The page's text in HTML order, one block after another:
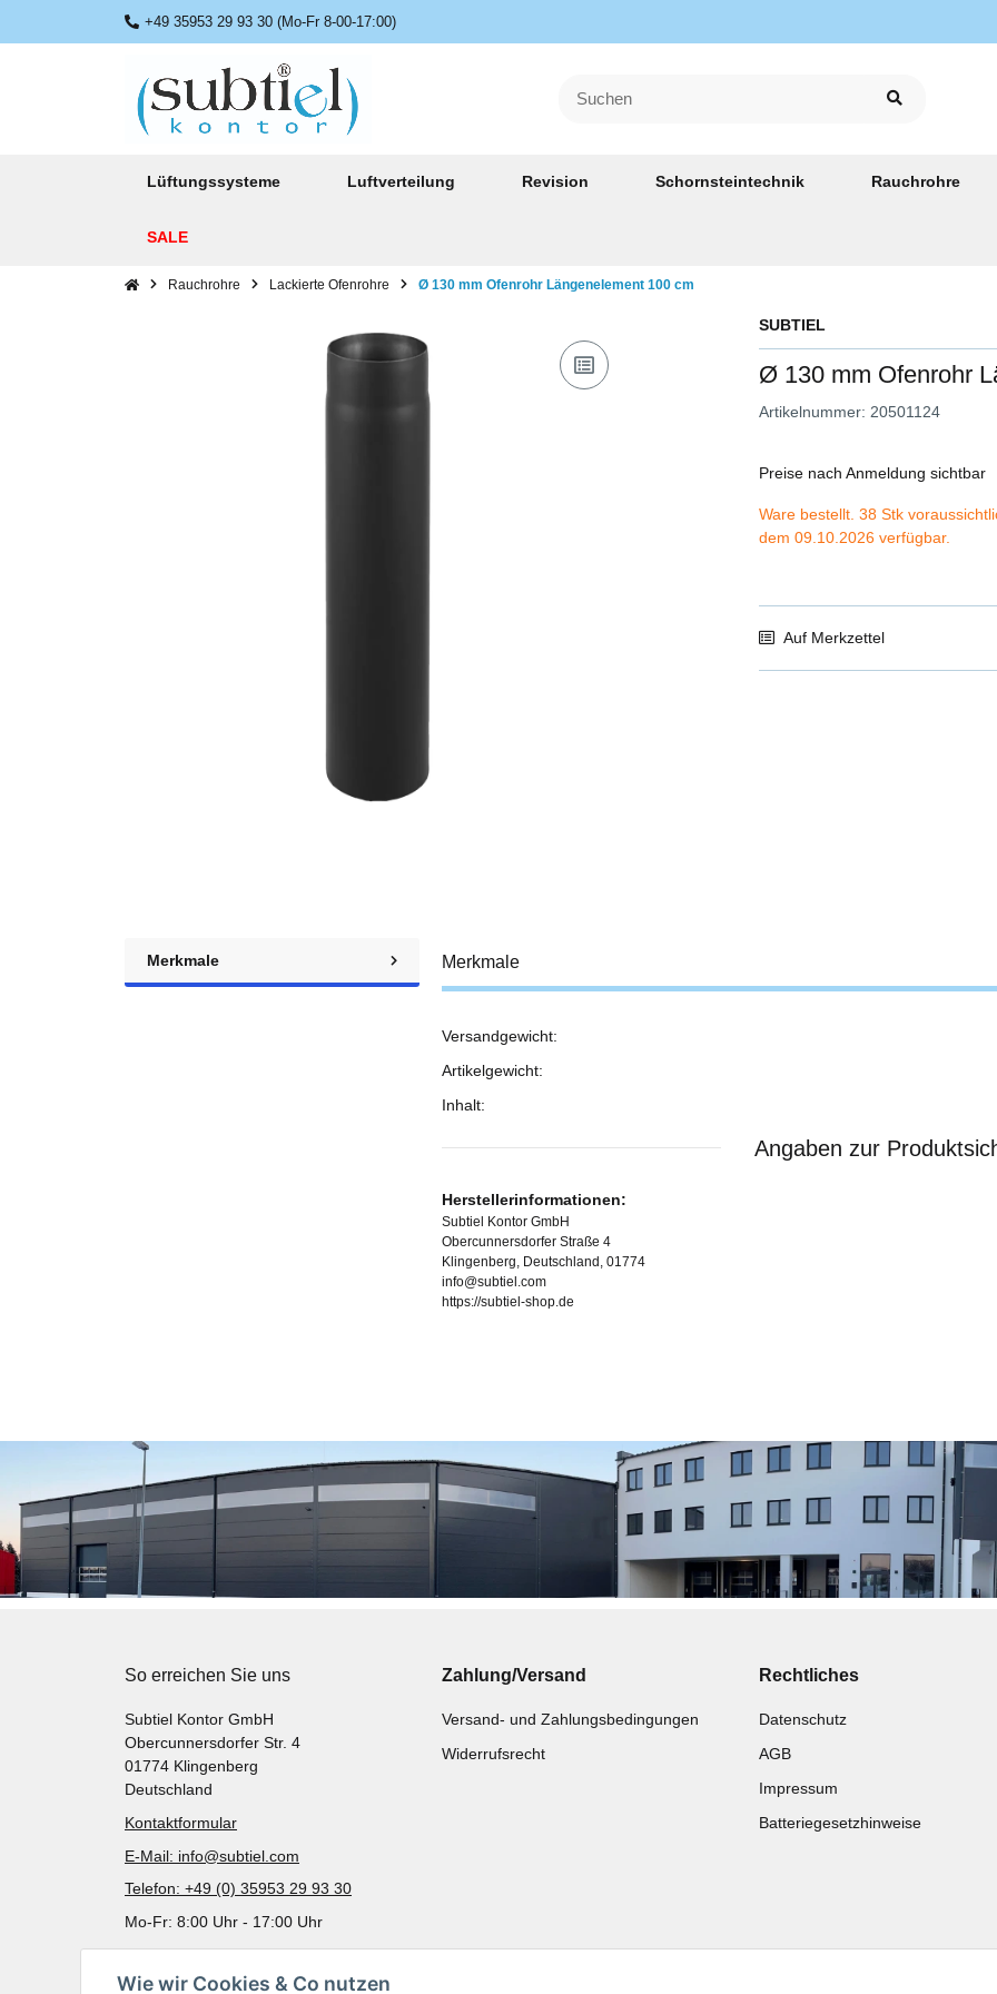
Wie wir Cookies & Co nutzen
+49 35953 29 93 30 (Mo-Fr 8-00-17:00)
Lüftungssysteme Luftverteilung Revision Schornsteintechnik Rauchrohre
SALE
Rauchrohre Lackierte Ofenrohre Ø 130 mm Ofenrohr Längenelement 100 cm
SUBTIEL
Ø 130 mm Ofenrohr
Artikelnummer: 20501124
Preise nach Anmeldung sichtbar
Ware bestellt. 38 Stk
dem 09.10.2026 verfügbar.
Auf Merkzettel
Merkmale Merkmale
Produkteigenschaft
Wert
Versandgewicht:
Artikelgewicht:
Inhalt:
Angaben zur
Herstellerinformationen:
Subtiel Kontor GmbH
Obercunnersdorfer Straße 4
Klingenberg, Deutschland, 01774
info@subtiel.com
https://subtiel-shop.de
So erreichen Sie uns
Subtiel Kontor GmbH
Obercunnersdorfer Str. 4
01774 Klingenberg
Deutschland
Kontaktformular
E-Mail: info@subtiel.com
Telefon: +49 (0) 35953 29 93 30
Mo-Fr: 8:00 Uhr - 17:00 Uhr
Zahlung/Versand
Versand- und Zahlungsbedingungen
Widerrufsrecht
Rechtliches
Datenschutz
AGB
Impressum
Batteriegesetzhinweise